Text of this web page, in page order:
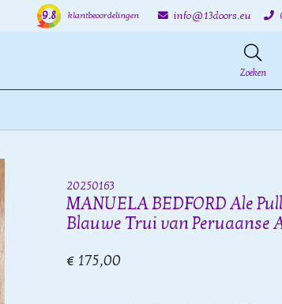
9.8 klantbeoordelingen info@13doors.eu
Zoeken
20250163
MANUELA BEDFORD Ale
Blauwe Trui van Peruaanse
€ 175,00